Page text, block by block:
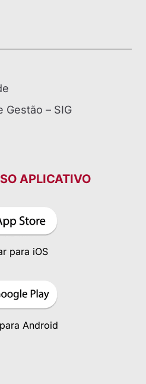
Gestão – SIG
APLICATIVO
para iOS
Android